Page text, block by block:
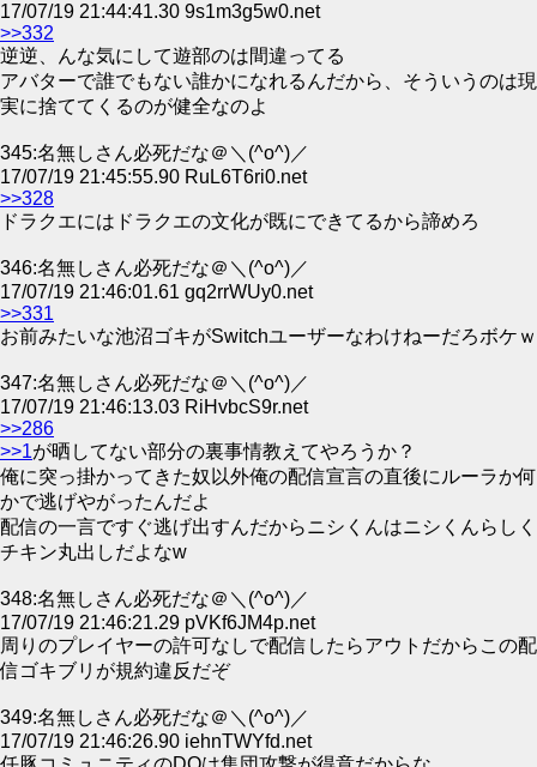
17/07/19 21:44:41.30 9s1m3g5w0.net
>>332
逆逆、んな気にして遊部のは間違ってる
アバターで誰でもない誰かになれるんだから、そういうのは現
実に捨ててくるのが健全なのよ
345:名無しさん必死だな＠＼(^o^)／
17/07/19 21:45:55.90 RuL6T6ri0.net
>>328
ドラクエにはドラクエの文化が既にできてるから諦めろ
346:名無しさん必死だな＠＼(^o^)／
17/07/19 21:46:01.61 gq2rrWUy0.net
>>331
お前みたいな池沼ゴキがSwitchユーザーなわけねーだろボケｗ
347:名無しさん必死だな＠＼(^o^)／
17/07/19 21:46:13.03 RiHvbcS9r.net
>>286
>>1が晒してない部分の裏事情教えてやろうか？
俺に突っ掛かってきた奴以外俺の配信宣言の直後にルーラか何
かで逃げやがったんだよ
配信の一言ですぐ逃げ出すんだからニシくんはニシくんらしく
チキン丸出しだよなw
348:名無しさん必死だな＠＼(^o^)／
17/07/19 21:46:21.29 pVKf6JM4p.net
周りのプレイヤーの許可なしで配信したらアウトだからこの配
信ゴキブリが規約違反だぞ
349:名無しさん必死だな＠＼(^o^)／
17/07/19 21:46:26.90 iehnTWYfd.net